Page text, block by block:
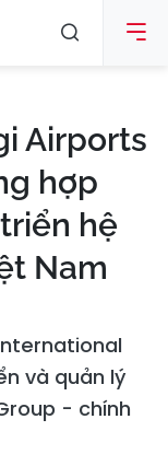
Airports
hợp
hệ
Nam
và quản lý
- chính